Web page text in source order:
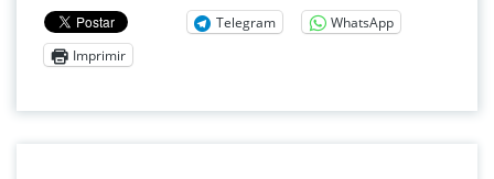
Telegram
WhatsApp
Imprimir